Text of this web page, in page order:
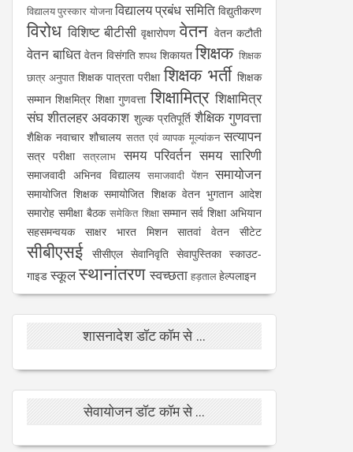
विद्यालय पुरस्कार योजनाविद्यालय प्रबंध समिति विद्युतीकरण
विरोध विशिष्ट बीटीसी वृक्षारोपण वेतन वेतन कटौती
वेतन बाधित वेतन विसंगति शपथ शिकायत शिक्षक शिक्षक
छात्र अनुपात शिक्षक पात्रता परीक्षा शिक्षक भर्ती शिक्षक
सम्मान शिक्षमित्र शिक्षा गुणवत्ता शिक्षामित्र शिक्षामित्र
संघ शीतलहर अवकाश शुल्क प्रतिपूर्ति शैक्षिक गुणवत्ता
शैक्षिक नवाचार शौचालय सतत एवं व्यापक मूल्यांकन सत्यापन
सत्र परीक्षा सत्रलाभ समय परिवर्तन समय सारिणी
समाजवादी अभिनव विद्यालय समाजवादी पेंशन समायोजन
समायोजित शिक्षक समायोजित शिक्षक वेतन भुगतान आदेश
समारोह समीक्षा बैठक समेकित शिक्षा सम्मान सर्व शिक्षा अभियान
सहसमन्वयक
साक्षर भारत मिशन सातवां वेतन सीटेट
सीबीएसई सीसीएल सेवानिवृति सेवापुस्तिका स्काउट-
गाइड स्कूलस्थानांतरण स्वच्छता हड़तालहेल्पलाइन
शासनादेश डॉट कॉम से ...
सेवायोजन डॉट कॉम से ...